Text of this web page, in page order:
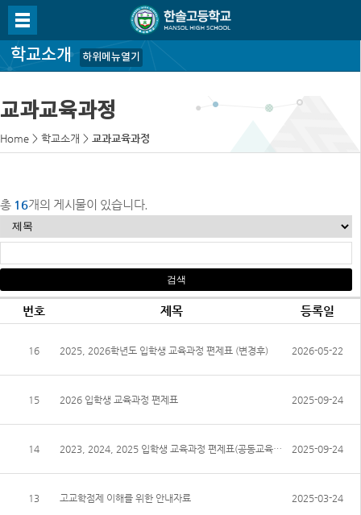
학교소개 하위메뉴열기
교과교육과정
Home > 학교소개 > 교과교육과정
총 16개의 게시물이 있습니다.
번호 제목 등록일
16 2025, 2026학년도 입학생 교육과정 편제표 (변경후) 2026-05-22
15 2026 입학생 교육과정 편제표 2025-09-24
14 2023, 2024, 2025 입학생 교육과정 편제표(공동교육과정 과목 수정) 2025-09-24
13 고교학점제 이해를 위한 안내자료 2025-03-24